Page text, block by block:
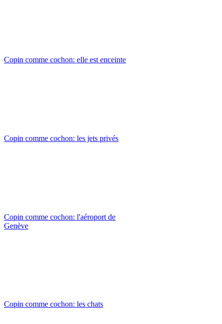
Copin comme cochon: elle est enceinte
Copin comme cochon: les jets privés
Copin comme cochon: l'aéroport de
Genève
Copin comme cochon: les chats